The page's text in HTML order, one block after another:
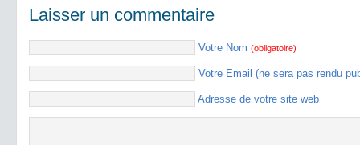
Laisser un commentaire
Votre Nom (obligatoire)
Votre Email (ne sera pas rendu
Adresse de votre site web